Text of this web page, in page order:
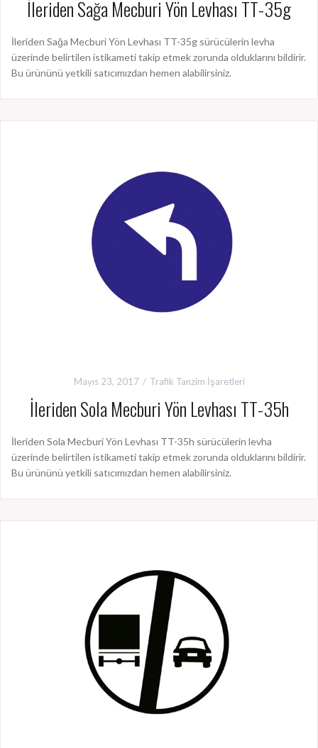
İleriden Sağa Mecburi Yön Levhası TT-35g
İleriden Sağa Mecburi Yön Levhası TT-35g sürücülerin levha
üzerinde belirtilen istikameti takip etmek zorunda olduklarını bildirir.
Bu ürününü yetkili satıcımızdan hemen alabilirsiniz.
Mayıs 23, 2017 Trafik Tanzim İşaretleri
İleriden Sola Mecburi Yön Levhası TT-35h
İleriden Sola Mecburi Yön Levhası TT-35h sürücülerin levha
üzerinde belirtilen istikameti takip etmek zorunda olduklarını bildirir.
Bu ürününü yetkili satıcımızdan hemen alabilirsiniz.